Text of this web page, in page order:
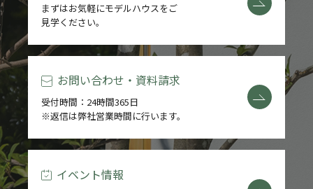
まずはお気軽にモデルハウスをご
見学ください。
お問い合わせ・資料請求
受付時間：24時間365日
※返信は弊社営業時間に行います。
イベント情報